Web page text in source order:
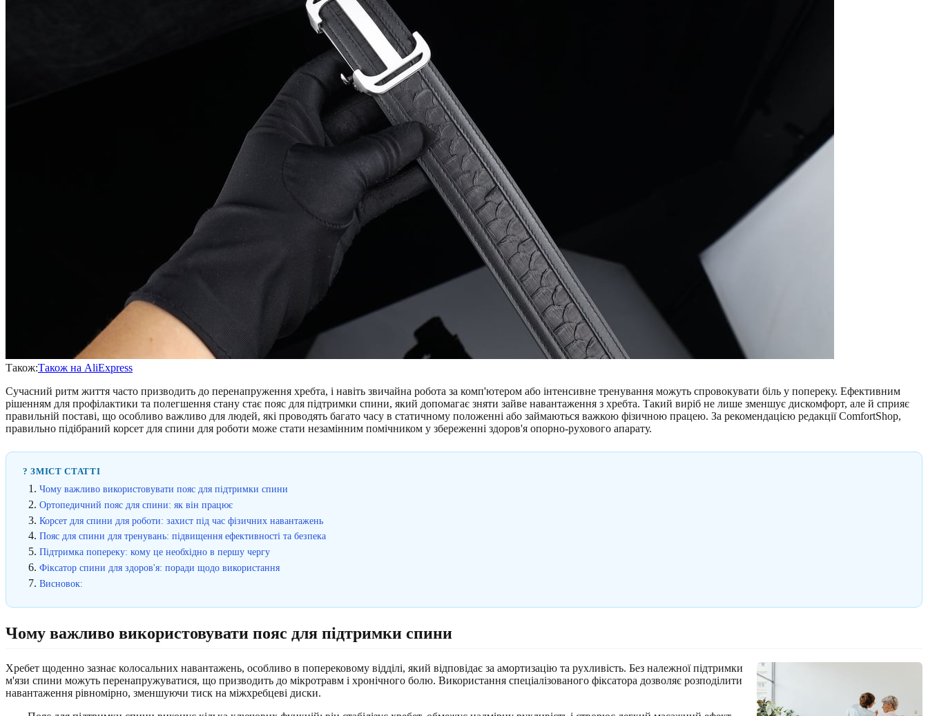
Також:Також на AliExpress
Сучасний ритм життя часто призводить до перенапруження хребта, і навіть звичайна робота за комп'ютером або інтенсивне тренування можуть спровокувати біль у попереку. Ефективним
рішенням для профілактики та полегшення стану стає пояс для підтримки спини, який допомагає зняти зайве навантаження з хребта. Такий виріб не лише зменшує дискомфорт, але й сприяє
правильній поставі, що особливо важливо для людей, які проводять багато часу в статичному положенні або займаються важкою фізичною працею. За рекомендацією редакції ComfortShop,
правильно підібраний корсет для спини для роботи може стати незамінним помічником у збереженні здоров'я опорно-рухового апарату.
? ЗМІСТ СТАТТІ
Чому важливо використовувати пояс для підтримки спини
Ортопедичний пояс для спини: як він працює
Корсет для спини для роботи: захист під час фізичних навантажень
Пояс для спини для тренувань: підвищення ефективності та безпека
Підтримка попереку: кому це необхідно в першу чергу
Фіксатор спини для здоров'я: поради щодо використання
Висновок:
Чому важливо використовувати пояс для підтримки спини
Хребет щоденно зазнає колосальних навантажень, особливо в поперековому відділі, який відповідає за амортизацію та рухливість. Без належної підтримки
м'язи спини можуть перенапружуватися, що призводить до мікротравм і хронічного болю. Використання спеціалізованого фіксатора дозволяє розподілити
навантаження рівномірно, зменшуючи тиск на міжхребцеві диски.